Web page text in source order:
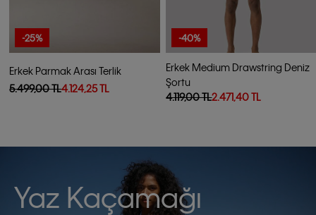
-25%
Erkek Parmak Arası Terlik
5.499,00 TL4.124,25 TL
-40%
Erkek Medium Drawstring Deniz
Şortu
4.119,00 TL2.471,40 TL
Yaz Kaçamağı